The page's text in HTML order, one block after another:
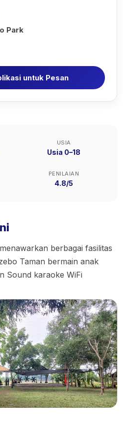
Park
untuk Pesan
USIA
Usia 0–18
PENILAIAN
4.8/5
berbagai fasilitas
Taman bermain anak
Sound karaoke WiFi